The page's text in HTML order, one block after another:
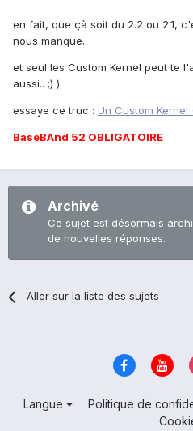
en fait, que çà soit du 2.2 ou 2.1,
nous manque..
et seul les Custom Kernel peut te
aussi.. ;) )
essaye ce truc : Un Custom Kernel
BaseBAnd 52 OBLIGATOIRE
Archivé
Ce sujet est désormais
de nouvelles réponses.
Aller sur la liste des sujets
Langue Politique de